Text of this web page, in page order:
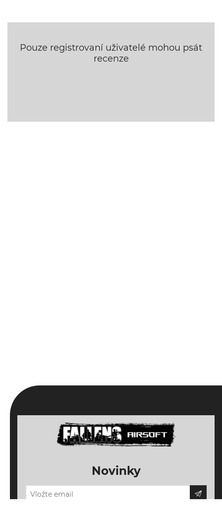
Pouze registrovaní uživatelé mohou psát
recenze
Novinky